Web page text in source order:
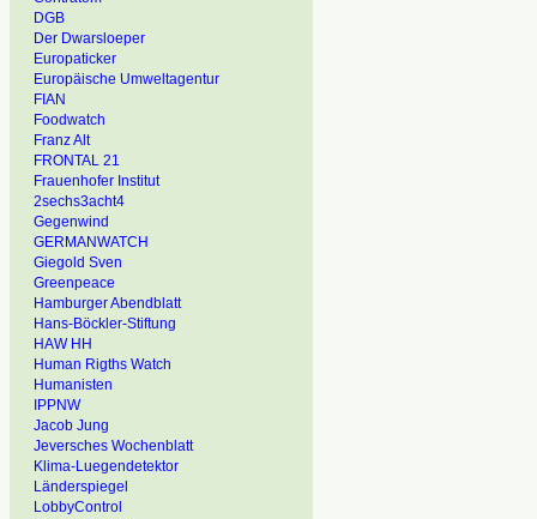
DGB
Der Dwarsloeper
Europaticker
Europäische Umweltagentur
FIAN
Foodwatch
Franz Alt
FRONTAL 21
Frauenhofer Institut
2sechs3acht4
Gegenwind
GERMANWATCH
Giegold Sven
Greenpeace
Hamburger Abendblatt
Hans-Böckler-Stiftung
HAW HH
Human Rigths Watch
Humanisten
IPPNW
Jacob Jung
Jeversches Wochenblatt
Klima-Luegendetektor
Länderspiegel
LobbyControl